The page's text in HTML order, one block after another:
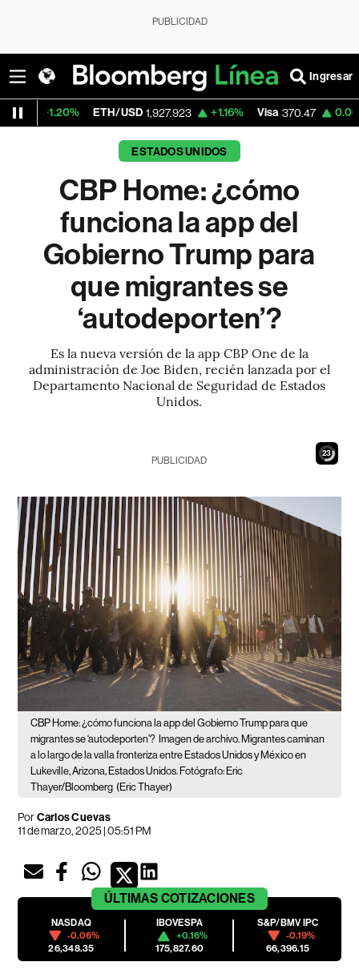
PUBLICIDAD
Ingresar
ETH/USD 1,927.923 +1.16% Visa 370.47 0.00%
ESTADOS UNIDOS
CBP Home: ¿cómo
funciona la app del
Gobierno Trump para
que migrantes se
‘autodeporten’?
Es la nueva versión de la app CBP One de la
administración de Joe Biden, recién lanzada por el
Departamento Nacional de Seguridad de Estados
Unidos.
21
PUBLICIDAD
CBP Home: ¿cómo funciona la app del Gobierno Trump para que
migrantes se ‘autodeporten’? Imagen de archivo. Migrantes caminan
a lo largo de la valla fronteriza entre Estados Unidos y México en
Lukeville, Arizona, Estados Unidos. Fotógrafo: Eric
Thayer/Bloomberg (Eric Thayer)
PorCarlos Cuevas
11 de marzo, 2025 | 05:51 PM
ÚLTIMAS COTIZACIONES
NASDAQ
-0.06%
26,348.35
IBOVESPA
+0.16%
175,827.60
S&P/BMV IPC
-0.19%
66,396.15